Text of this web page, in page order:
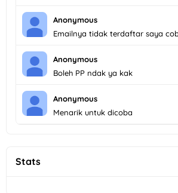
Anonymous
Emailnya tidak terdaftar saya
Anonymous
Boleh PP ndak ya kak
Anonymous
Menarik untuk dicoba
Stats